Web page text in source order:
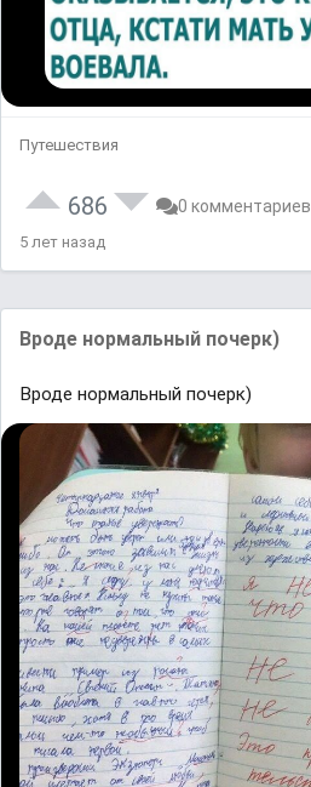
Путешествия
686 0 комментариев
5 лет назад
Вроде нормальный почерк)
Вроде нормальный почерк)